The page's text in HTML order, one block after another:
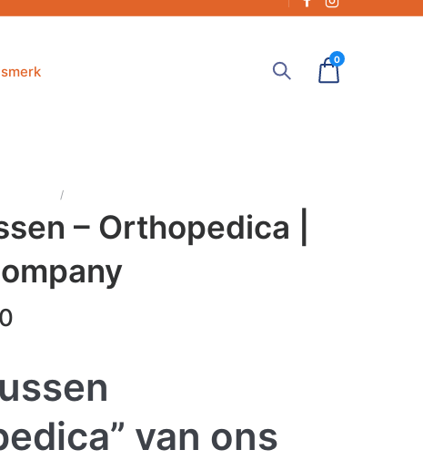
0
/
– Orthopedica |
van ons